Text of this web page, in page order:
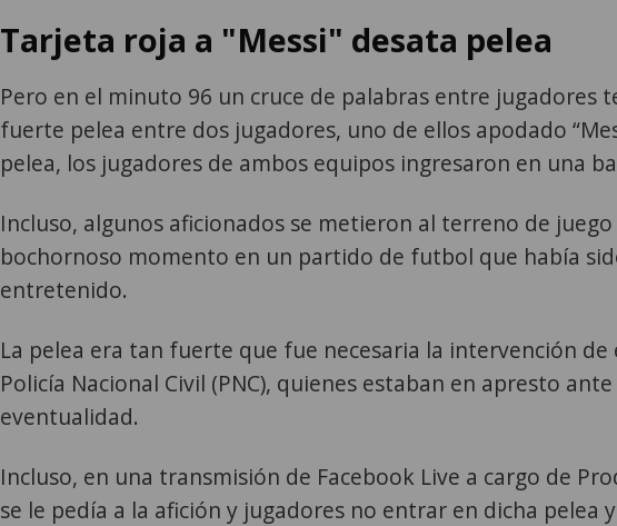
Tarjeta roja a "Messi" desata pelea
Pero en el minuto 96 un cruce de palabras entre jugadores
fuerte pelea entre dos jugadores, uno de ellos apodado
pelea, los jugadores de ambos equipos ingresaron en una
Incluso, algunos aficionados se metieron al terreno de
bochornoso momento en un partido de futbol que había
entretenido.
La pelea era tan fuerte que fue necesaria la intervención de
Policía Nacional Civil (PNC), quienes estaban en apresto
eventualidad.
Incluso, en una transmisión de Facebook Live a cargo de
se le pedía a la afición y jugadores no entrar en dicha pelea